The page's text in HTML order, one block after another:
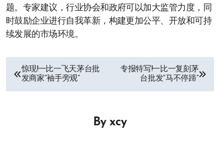
题。专家建议，行业协会和政府可以加大监管力度，同
时鼓励企业进行自我革新，构建更加公平、开放和可持
续发展的市场环境。
文
章
惊现!一比一飞天茅台批
发商家“袖手旁观”
专报特写!一比一复刻茅
台批发“马不停蹄”
By xcy